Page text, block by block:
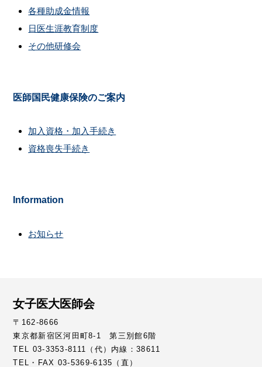
各種助成金情報
日医生涯教育制度
その他研修会
医師国民健康保険のご案内
加入資格・加入手続き
資格喪失手続き
Information
お知らせ
女子医大医師会
〒162-8666
東京都新宿区河田町8-1 第三別館6階
TEL 03-3353-8111（代）内線：38611
TEL・FAX 03-5369-6135（直）